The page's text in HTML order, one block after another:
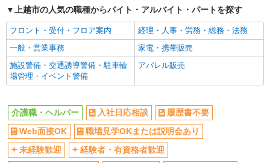
上越市の人気の職種からバイト・アルバイト・パートを探す
フロント・受付・フロア案内
経理・人事・労務・総務・法務
一般・営業事務
家電・携帯販売
施設警備・交通誘導警備・駐車輪
場管理・イベント警備
アパレル販売
介護職・ヘルパー 入社日応相談
履歴書不要
Web面接OK
職場見学OKまたは説明会あり
未経験歓迎
経験者・有資格者歓迎